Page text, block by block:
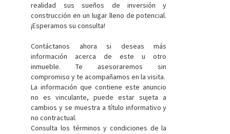
realidad sus sueños de inversión y
construcción en un lugar lleno de potencial.
¡Esperamos su consulta!
Contáctanos ahora si deseas más
información acerca de este u otro
inmueble. Te asesoraremos sin
compromiso y te acompañamos en la visita.
La información que contiene este anuncio
no es vinculante, puede estar sujeta a
cambios y se muestra a título informativo y
no contractual.
Consulta los términos y condiciones de la